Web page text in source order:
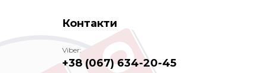
Контакти
Viber:
+38 (067) 634-20-45